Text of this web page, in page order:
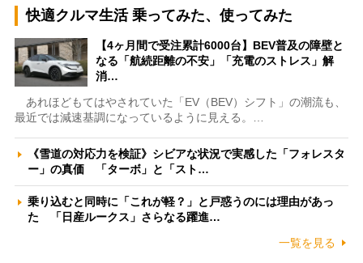
快適クルマ生活 乗ってみた、使ってみた
【4ヶ月間で受注累計6000台】BEV普及の障壁と
なる「航続距離の不安」「充電のストレス」解
消…
あれほどもてはやされていた「EV（BEV）シフト」の潮流も、
最近では減速基調になっているように見える。…
《雪道の対応力を検証》シビアな状況で実感した「フォレスタ
ー」の真価 「ターボ」と「スト…
乗り込むと同時に「これが軽？」と戸惑うのには理由があっ
た 「日産ルークス」さらなる躍進…
一覧を見る